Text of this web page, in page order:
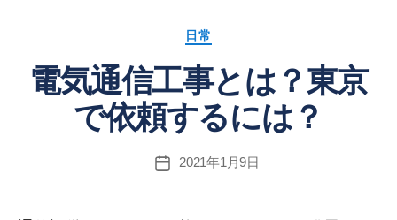
カ
ゴ
リ
ー
日常
電気通信工事とは？東京
で依頼するには？
投
2021年1月9日